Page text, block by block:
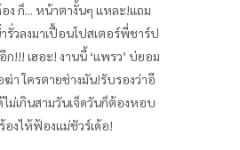
ง ก็... หน้าตางั้นๆ แหละ!แถม
รั่วลงมาเปื้อนโปสเตอร์พี่ชาร์ป
!!! เฮอะ! งานนี้ ‘แพรว’ บ่ยอม
า ใครตายช่างมัน!รับรองว่าอี
ม่เกินสามวันเจ็ดวันก็ต้องหอบ
งไห้ฟ้องแม่ชัวร์เด้อ!